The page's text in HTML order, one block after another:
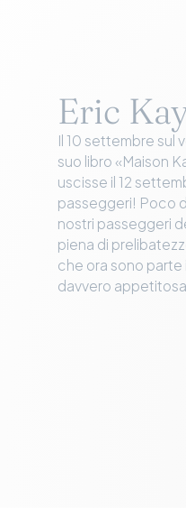
Eric
Il 10 settembre sul
suo libro «Maison
uscisse il 12
passeggeri! Poco
nostri passeggeri
piena di
che ora sono parte
davvero